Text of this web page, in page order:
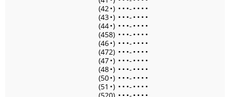
(42•) • • •- • • • •
(43•) • • •- • • • •
(44•) • • •- • • • •
(458) • • •- • • • •
(46•) • • •- • • • •
(472) • • •- • • • •
(47•) • • •- • • • •
(48•) • • •- • • • •
(50•) • • •- • • • •
(51 •) • • •- • • • •